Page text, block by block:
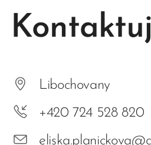
Libochovany
+420 724 528 820